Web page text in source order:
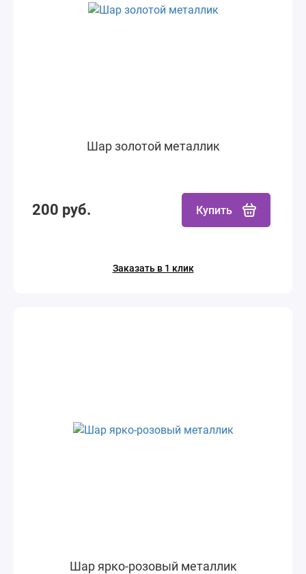
Шар золотой металлик
200 руб. Купить
Заказать в 1 клик
Шар ярко-розовый металлик